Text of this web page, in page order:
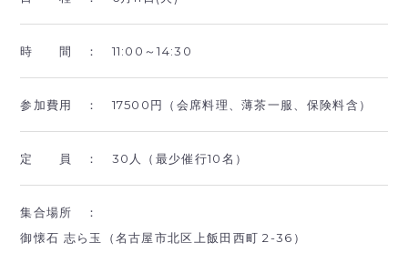
時 間 ： 11:00～14:30
参加費用 ： 17500円（会席料理、薄茶一服、保険料含）
定 員 ： 30人（最少催行10名）
集合場所 ：
御懐石 志ら玉（名古屋市北区上飯田西町 2-36）